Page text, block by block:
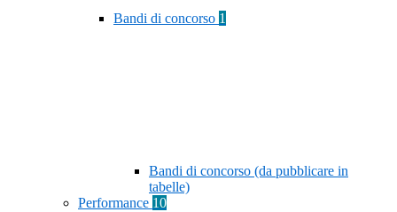
Bandi di concorso 1
Bandi di concorso (da pubblicare in
tabelle)
Performance 10